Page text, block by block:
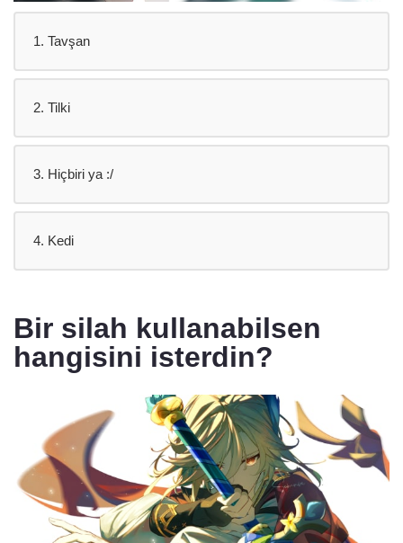
1. Tavşan
2. Tilki
3. Hiçbiri ya :/
4. Kedi
Bir silah kullanabilsen
hangisini isterdin?